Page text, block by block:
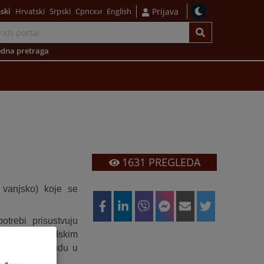
Hrvatski Srpski Српски English Prijava
pretraga
koje se
prisustvuju
asistiraju sudskim
sudu u
1631 PREGLEDA